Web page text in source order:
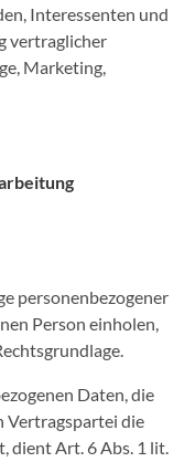
Interessenten und
vertraglicher
Marketing,
personenbezogener
Person einholen,
Daten, die
Vertragspartei die
dient Art. 6 Abs. 1 lit.